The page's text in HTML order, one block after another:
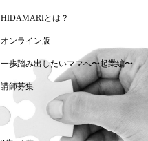
HIDAMARIとは？
オンライン版
一歩踏み出したいママへ〜起業編〜
講師募集